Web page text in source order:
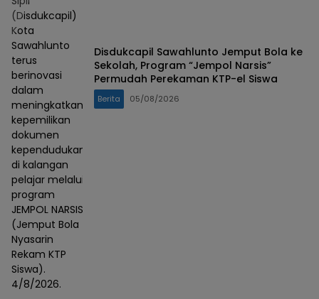
(Disdukcapil)
Kota
Sawahlunto
terus
berinovasi
dalam
meningkatkan
kepemilikan
dokumen
kependudukan
di kalangan
pelajar melalui
program
JEMPOL NARSIS
(Jemput Bola
Nyasarin
Rekam KTP
Siswa).
4/8/2026.
Disdukcapil Sawahlunto Jemput Bola ke
Sekolah, Program “Jempol Narsis”
Permudah Perekaman KTP-el Siswa
Berita 05/08/2026